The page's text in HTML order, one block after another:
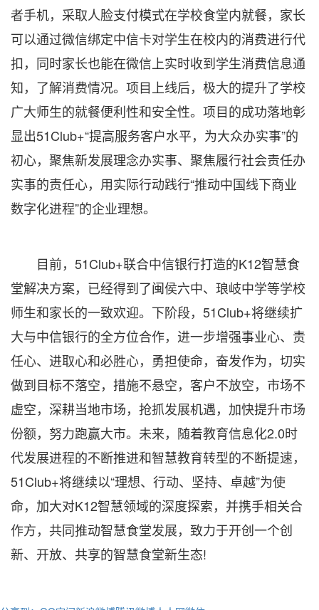
者手机，采取人脸支付模式在学校食堂内就餐，家长
可以通过微信绑定中信卡对学生在校内的消费进行代
扣，同时家长也能在微信上实时收到学生消费信息通
知，了解消费情况。项目上线后，极大的提升了学校
广大师生的就餐便利性和安全性。项目的成功落地彰
显出51Club+“提高服务客户水平，为大众办实事”的
初心，聚焦新发展理念办实事、聚焦履行社会责任办
实事的责任心，用实际行动践行“推动中国线下商业
数字化进程”的企业理想。
目前，51Club+联合中信银行打造的K12智慧食
堂解决方案，已经得到了闽侯六中、琅岐中学等学校
师生和家长的一致欢迎。下阶段，51Club+将继续扩
大与中信银行的全方位合作，进一步增强事业心、责
任心、进取心和必胜心，勇担使命，奋发作为，切实
做到目标不落空，措施不悬空，客户不放空，市场不
虚空，深耕当地市场，抢抓发展机遇，加快提升市场
份额，努力跑赢大市。未来，随着教育信息化2.0时
代发展进程的不断推进和智慧教育转型的不断提速，
51Club+将继续以“理想、行动、坚持、卓越”为使
命，加大对K12智慧领域的深度探索，并携手相关合
作方，共同推动智慧食堂发展，致力于开创一个创
新、开放、共享的智慧食堂新生态!